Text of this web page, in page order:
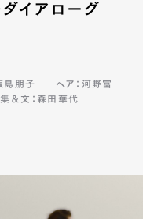
イアローグ
島朋子
ヘア：河野富
＆文：森田華代